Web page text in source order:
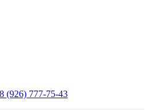
(926) 777-75-43